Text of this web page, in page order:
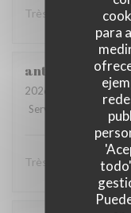
para
Très convivial , ont
anthony
2026-07-05
- 19:00 -
Servicio
Très bon accueil et